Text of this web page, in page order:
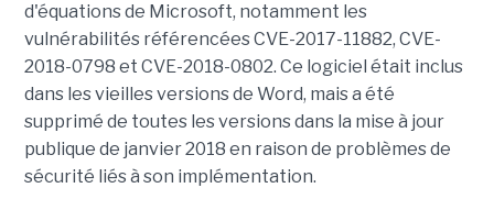
d'équations de Microsoft, notamment les
vulnérabilités référencées CVE-2017-11882, CVE-
2018-0798 et CVE-2018-0802. Ce logiciel était inclus
dans les vieilles versions de Word, mais a été
supprimé de toutes les versions dans la mise à jour
publique de janvier 2018 en raison de problèmes de
sécurité liés à son implémentation.